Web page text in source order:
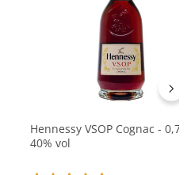
Hennessy VSOP Cognac - 0,7L
40% vol